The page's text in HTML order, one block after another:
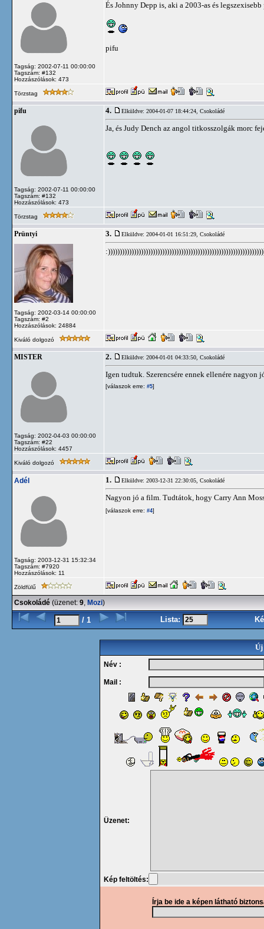
Tagság: 2002-07-11 00:00:00
Tagszám: #132
Hozzászólások: 473
És Johnny Depp is, aki a 2003-as és legszexisebb
pifu
Törzstag
pifu
Tagság: 2002-07-11 00:00:00
Tagszám: #132
Hozzászólások: 473
4. Elküldve: 2004-01-07 18:44:24, Csokoládé
Ja, és Judy Dench az angol titkosszolgák morc
Törzstag
Prüntyi
Tagság: 2002-03-14 00:00:00
Tagszám: #2
Hozzászólások: 24884
3. Elküldve: 2004-01-01 16:51:29, Csokoládé
Kiváló dolgozó
MISTER
Tagság: 2002-04-03 00:00:00
Tagszám: #22
Hozzászólások: 4457
2. Elküldve: 2004-01-01 04:33:50, Csokoládé
Igen tudtuk. Szerencsére ennek ellenére nagyon
[válaszok erre: #5]
Kiváló dolgozó
Adél
Tagság: 2003-12-31 15:32:34
Tagszám: #7920
Hozzászólások: 11
1. Elküldve: 2003-12-31 22:30:05, Csokoládé
Nagyon jó a film. Tudtátok, hogy Carry Ann
[válaszok erre: #4]
Zöldfülű
Csokoládé (üzenet: 9, Mozi)
/ 1 Lista:
Új
Név :
Mail :
Üzenet:
Kép feltöltés:
Írja be ide a képen látható